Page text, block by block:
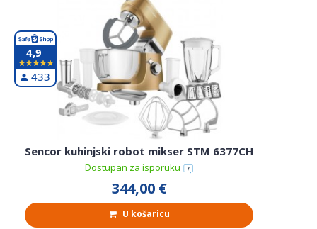
Sencor kuhinjski robot mikser STM 6377CH
Dostupan za isporuku
344,00 €
U košaricu
4,9
433